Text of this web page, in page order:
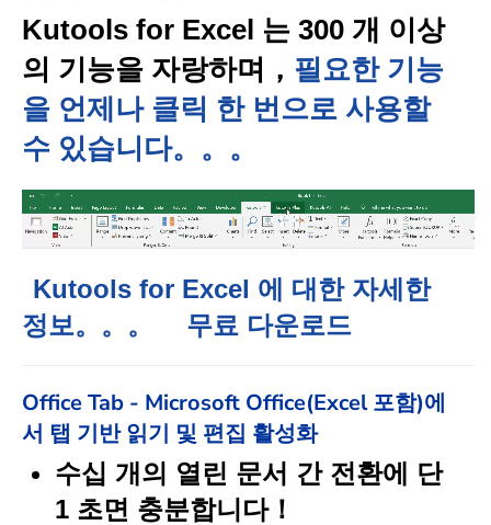
Kutools for Excel 는 300 개 이상
의 기능을 자랑하며， 필요한 기능
을 언제나 클릭 한 번으로 사용할
수 있습니다。。。
Kutools for Excel 에 대한 자세한
정보。。。
무료 다운로드
Office Tab - Microsoft Office(Excel 포함)에
서 탭 기반 읽기 및 편집 활성화
수십 개의 열린 문서 간 전환에 단
1 초면 충분합니다！